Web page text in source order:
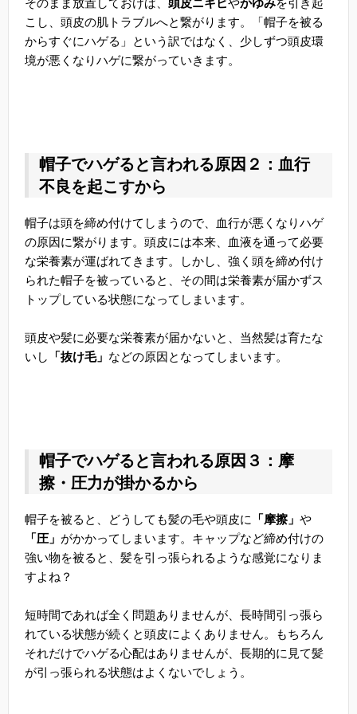
こし、頭皮の肌トラブルへと繋がります。「帽子を被る
からすぐにハゲる」という訳ではなく、少しずつ頭皮環
境が悪くなりハゲに繋がっていきます。
帽子でハゲると言われる原因２：血行
不良を起こすから
帽子は頭を締め付けてしまうので、血行が悪くなりハゲ
の原因に繋がります。頭皮には本来、血液を通って必要
な栄養素が運ばれてきます。しかし、強く頭を締め付け
られた帽子を被っていると、その間は栄養素が届かずス
トップしている状態になってしまいます。
頭皮や髪に必要な栄養素が届かないと、当然髪は育たな
いし
「抜け毛」 などの原因となってしまいます。
帽子でハゲると言われる原因３：摩
擦・圧力が掛かるから
帽子を被ると、どうしても髪の毛や頭皮に 「摩擦」 や
「圧」 がかかってしまいます。キャップなど締め付けの
強い物を被ると、髪を引っ張られるような感覚になりま
すよね？
短時間であれば全く問題ありませんが、長時間引っ張ら
れている状態が続くと頭皮によくありません。もちろん
それだけでハゲる心配はありませんが、長期的に見て髪
が引っ張られる状態はよくないでしょう。